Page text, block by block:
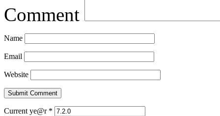
Comment
Name
Email
Website
Current ye@r *